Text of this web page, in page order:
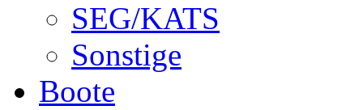
SEG/KATS
Sonstige
Boote